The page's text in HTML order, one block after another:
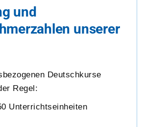
und
unserer
Deutschkurse
Regel:
Unterrichtseinheiten